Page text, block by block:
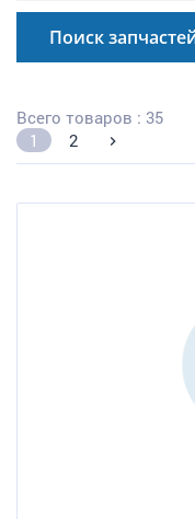
Поиск
Всего товаров : 35
1
2